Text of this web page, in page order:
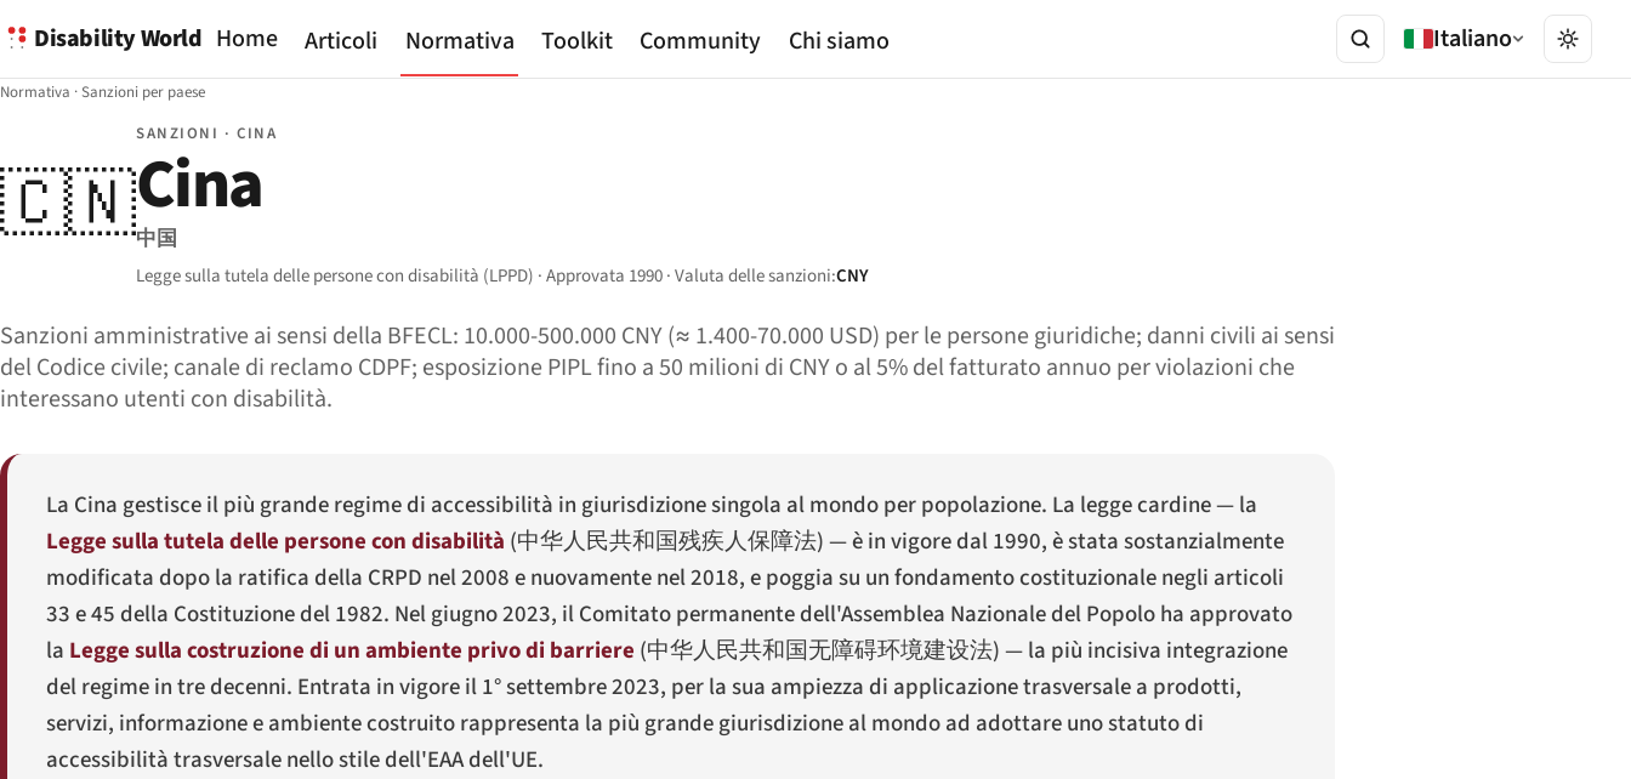
Disability World Home Articoli Normativa Toolkit Community Chi siamo Italiano
Normativa ·Sanzioni per paese
🇨🇳
SANZIONI · CINA
Cina
中国
Legge sulla tutela delle persone con disabilità (LPPD) · Approvata 1990 · Valuta delle sanzioni:CNY
Sanzioni amministrative ai sensi della BFECL: 10.000-500.000 CNY (≈ 1.400-70.000 USD) per le persone giuridiche; danni civili ai sensi
del Codice civile; canale di reclamo CDPF; esposizione PIPL fino a 50 milioni di CNY o al 5% del fatturato annuo per violazioni che
interessano utenti con disabilità.
La Cina gestisce il più grande regime di accessibilità in giurisdizione singola al mondo per popolazione. La legge cardine — la
Legge sulla tutela delle persone con disabilità (中华人民共和国残疾人保障法) — è in vigore dal 1990, è stata sostanzialmente
modificata dopo la ratifica della CRPD nel 2008 e nuovamente nel 2018, e poggia su un fondamento costituzionale negli articoli
33 e 45 della Costituzione del 1982. Nel giugno 2023, il Comitato permanente dell'Assemblea Nazionale del Popolo ha approvato
la Legge sulla costruzione di un ambiente privo di barriere (中华人民共和国无障碍环境建设法) — la più incisiva integrazione
del regime in tre decenni. Entrata in vigore il 1° settembre 2023, per la sua ampiezza di applicazione trasversale a prodotti,
servizi, informazione e ambiente costruito rappresenta la più grande giurisdizione al mondo ad adottare uno statuto di
accessibilità trasversale nello stile dell'EAA dell'UE.